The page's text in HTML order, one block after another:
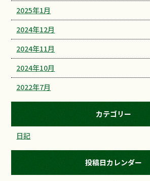
2025年1月
2024年12月
2024年11月
2024年10月
2022年7月
カテゴリー
日記
投稿日カレンダー